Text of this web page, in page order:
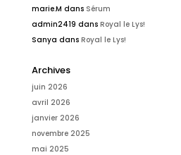
marie.M dans Sérum
admin2419 dans Royal le Lys!
Sanya dans Royal le Lys!
Archives
juin 2026
avril 2026
janvier 2026
novembre 2025
mai 2025